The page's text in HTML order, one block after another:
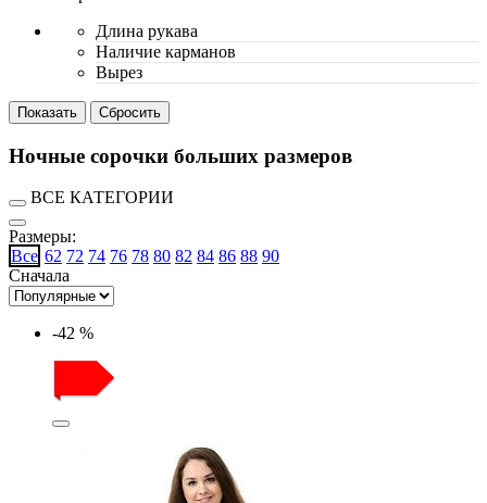
Длина рукава
Наличие карманов
Вырез
Ночные сорочки больших размеров
ВСЕ КАТЕГОРИИ
Размеры:
Все 62 72 74 76 78 80 82 84 86 88 90
Сначала
-42 %